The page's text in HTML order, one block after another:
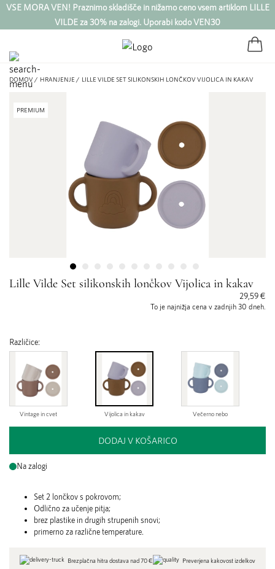
VSE MORA VEN! Praznimo skladišče in nižamo ceno vsem artiklom LILLE
VILDE za 30% na zalogi. Uporabi kodo VEN30
DOMOV / HRANJENJE / LILLE VILDE SET SILIKONSKIH LONČKOV VIJOLICA IN KAKAV
PREMIUM
Lille Vilde Set silikonskih lončkov Vijolica in kakav
29,59 €
To je najnižja cena v zadnjih 30 dneh.
Različice:
Vintage in cvet Vijolica in kakav Večerno nebo
DODAJ V KOŠARICO
Na zalogi
Set 2 lončkov s pokrovom;
Odlično za učenje pitja;
brez plastike in drugih strupenih snovi;
primerno za različne temperature.
Brezplačna hitra dostava nad 70 € Preverjena kakovost izdelkov